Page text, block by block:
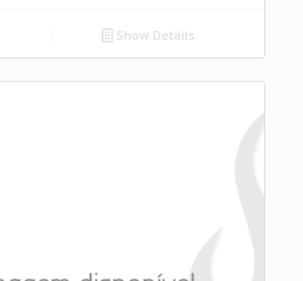
Show Details